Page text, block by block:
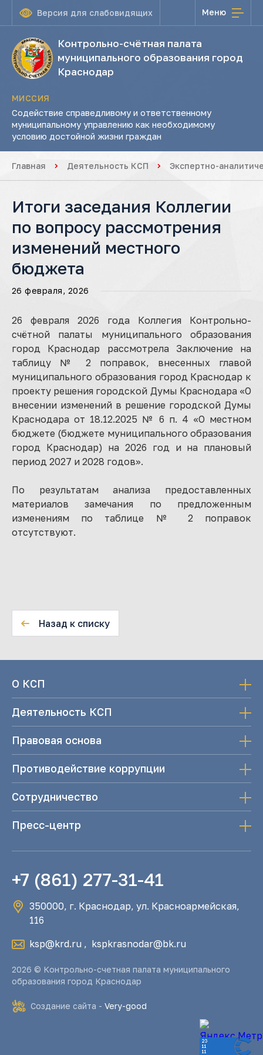
Версия для слабовидящих Меню
Контрольно-счётная палата
муниципального образования город
Краснодар
МИССИЯ
Содействие справедливому и ответственному
муниципальному управлению как необходимому
условию достойной жизни граждан
Главная Деятельность КСП Экспертно-
Итоги заседания Коллегии
по вопросу рассмотрения
изменений местного
бюджета
26 февраля, 2026
26 февраля 2026 года Коллегия Контрольно-
счётной палаты муниципального образования
город Краснодар рассмотрела Заключение на
таблицу № 2 поправок, внесенных главой
муниципального образования город Краснодар к
проекту решения городской Думы Краснодара «О
внесении изменений в решение городской Думы
Краснодара от 18.12.2025 № 6 п. 4 «О местном
бюджете (бюджете муниципального образования
город Краснодар) на 2026 год и на плановый
период 2027 и 2028 годов».
По результатам анализа предоставленных
материалов замечания по предложенным
изменениям по таблице № 2 поправок
отсутствуют.
Назад к списку
О КСП
Деятельность КСП
Правовая основа
Противодействие коррупции
Сотрудничество
Пресс-центр
+7 (861) 277-31-41
350000, г. Краснодар, ул. Красноармейская,
116
ksp@krd.ru , kspkrasnodar@bk.ru
2026 © Контрольно-счетная палата муниципального
образования город Краснодар
Создание сайта - Very-good